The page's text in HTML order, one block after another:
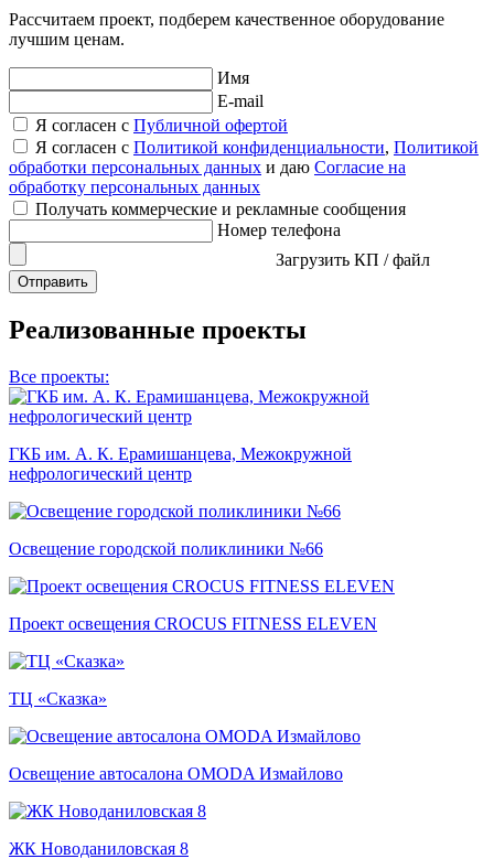
Рассчитаем проект, подберем качественное оборудование
лучшим ценам.
Имя
E-mail
Я согласен с Публичной офертой
Я согласен с Политикой конфиденциальности, Политикой
обработки персональных данных и даю Согласие на
обработку персональных данных
Получать коммерческие и рекламные сообщения
Номер телефона
Загрузить КП / файл
Отправить
Реализованные проекты
Все проекты:
ГКБ им. А. К. Ерамишанцева, Межокружной
нефрологический центр
Освещение городской поликлиники №66
Проект освещения CROCUS FITNESS ELEVEN
ТЦ «Сказка»
Освещение автосалона OMODA Измайлово
ЖК Новоданиловская 8